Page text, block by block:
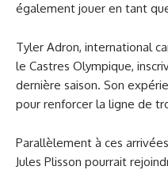
également jouer en tant
Tyler Adron, international
le Castres Olympique,
dernière saison. Son
pour renforcer la ligne de
Parallèlement à ces
Jules Plisson pourrait